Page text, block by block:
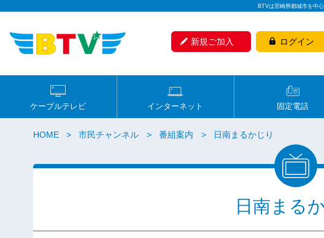
BTVは宮崎県都城市を中
新規ご加入 ログイン
ケーブルテレビ インターネット 固定電話
HOME 市民チャンネル 番組案内 日南まるかじり
日南まる